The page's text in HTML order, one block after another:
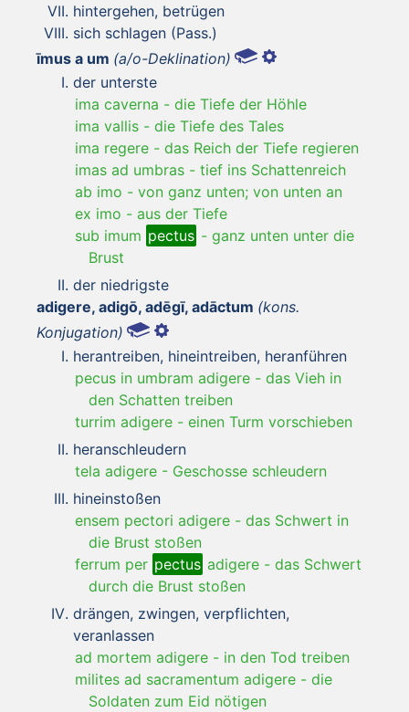
hintergehen, betrügen
sich schlagen (Pass.)
īmus a um (a/o-Deklination)
der unterste
ima caverna - die Tiefe der Höhle
ima vallis - die Tiefe des Tales
ima regere - das Reich der Tiefe regieren
imas ad umbras - tief ins Schattenreich
ab imo - von ganz unten; von unten an
ex imo - aus der Tiefe
sub imum pectus - ganz unten unter die
Brust
der niedrigste
adigere, adigō, adēgī, adāctum (kons.
Konjugation)
herantreiben, hineintreiben, heranführen
pecus in umbram adigere - das Vieh in
den Schatten treiben
turrim adigere - einen Turm vorschieben
heranschleudern
tela adigere - Geschosse schleudern
hineinstoßen
ensem pectori adigere - das Schwert in
die Brust stoßen
ferrum per pectus adigere - das Schwert
durch die Brust stoßen
drängen, zwingen, verpflichten,
veranlassen
ad mortem adigere - in den Tod treiben
milites ad sacramentum adigere - die
Soldaten zum Eid nötigen